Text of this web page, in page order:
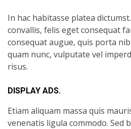
In hac habitasse platea
convallis, felis eget consequat
consequat augue, quis porta
quam nunc, vulputate vel
risus.
DISPLAY ADS.
Etiam aliquam massa quis
venenatis ligula commodo. Sed